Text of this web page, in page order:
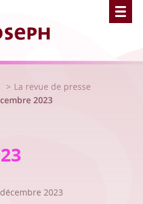
Saint Joseph - Marseille
La revue de presse
2023
2023